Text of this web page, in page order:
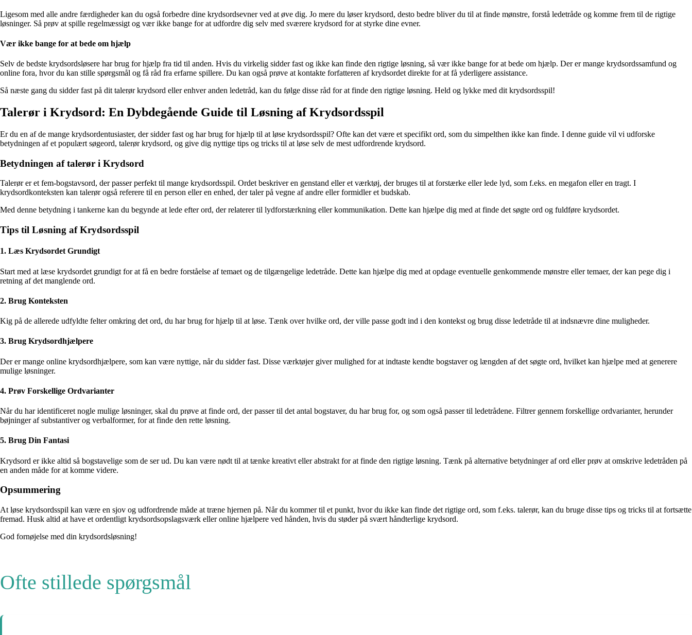
Ligesom med alle andre færdigheder kan du også forbedre dine krydsordsevner ved at øve dig. Jo mere du løser krydsord, desto bedre bliver du til at finde mønstre, forstå ledetråde og komme frem til de rigtige
løsninger. Så prøv at spille regelmæssigt og vær ikke bange for at udfordre dig selv med sværere krydsord for at styrke dine evner.
Vær ikke bange for at bede om hjælp
Selv de bedste krydsordsløsere har brug for hjælp fra tid til anden. Hvis du virkelig sidder fast og ikke kan finde den rigtige løsning, så vær ikke bange for at bede om hjælp. Der er mange krydsordssamfund og
online fora, hvor du kan stille spørgsmål og få råd fra erfarne spillere. Du kan også prøve at kontakte forfatteren af krydsordet direkte for at få yderligere assistance.
Så næste gang du sidder fast på dit talerør krydsord eller enhver anden ledetråd, kan du følge disse råd for at finde den rigtige løsning. Held og lykke med dit krydsordsspil!
Talerør i Krydsord: En Dybdegående Guide til Løsning af Krydsordsspil
Er du en af de mange krydsordentusiaster, der sidder fast og har brug for hjælp til at løse krydsordsspil? Ofte kan det være et specifikt ord, som du simpelthen ikke kan finde. I denne guide vil vi udforske
betydningen af et populært søgeord, talerør krydsord, og give dig nyttige tips og tricks til at løse selv de mest udfordrende krydsord.
Betydningen af talerør i Krydsord
Talerør er et fem-bogstavsord, der passer perfekt til mange krydsordsspil. Ordet beskriver en genstand eller et værktøj, der bruges til at forstærke eller lede lyd, som f.eks. en megafon eller en tragt. I
krydsordkonteksten kan talerør også referere til en person eller en enhed, der taler på vegne af andre eller formidler et budskab.
Med denne betydning i tankerne kan du begynde at lede efter ord, der relaterer til lydforstærkning eller kommunikation. Dette kan hjælpe dig med at finde det søgte ord og fuldføre krydsordet.
Tips til Løsning af Krydsordsspil
1. Læs Krydsordet Grundigt
Start med at læse krydsordet grundigt for at få en bedre forståelse af temaet og de tilgængelige ledetråde. Dette kan hjælpe dig med at opdage eventuelle genkommende mønstre eller temaer, der kan pege dig i
retning af det manglende ord.
2. Brug Konteksten
Kig på de allerede udfyldte felter omkring det ord, du har brug for hjælp til at løse. Tænk over hvilke ord, der ville passe godt ind i den kontekst og brug disse ledetråde til at indsnævre dine muligheder.
3. Brug Krydsordhjælpere
Der er mange online krydsordhjælpere, som kan være nyttige, når du sidder fast. Disse værktøjer giver mulighed for at indtaste kendte bogstaver og længden af det søgte ord, hvilket kan hjælpe med at generere
mulige løsninger.
4. Prøv Forskellige Ordvarianter
Når du har identificeret nogle mulige løsninger, skal du prøve at finde ord, der passer til det antal bogstaver, du har brug for, og som også passer til ledetrådene. Filtrer gennem forskellige ordvarianter, herunder
bøjninger af substantiver og verbalformer, for at finde den rette løsning.
5. Brug Din Fantasi
Krydsord er ikke altid så bogstavelige som de ser ud. Du kan være nødt til at tænke kreativt eller abstrakt for at finde den rigtige løsning. Tænk på alternative betydninger af ord eller prøv at omskrive ledetråden på
en anden måde for at komme videre.
Opsummering
At løse krydsordsspil kan være en sjov og udfordrende måde at træne hjernen på. Når du kommer til et punkt, hvor du ikke kan finde det rigtige ord, som f.eks. talerør, kan du bruge disse tips og tricks til at fortsætte
fremad. Husk altid at have et ordentligt krydsordsopslagsværk eller online hjælpere ved hånden, hvis du støder på svært håndterlige krydsord.
God fornøjelse med din krydsordsløsning!
Ofte stillede spørgsmål